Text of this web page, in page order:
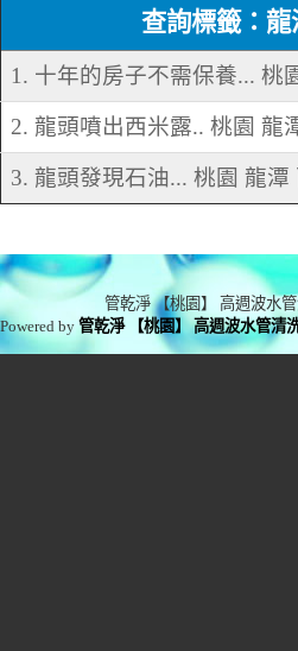
查詢標籤：龍
1. 十年的房子不需保養... 桃
2. 龍頭噴出西米露.. 桃園 龍
3. 龍頭發現石油... 桃園 龍
管乾淨 【桃園】 高週波水
Powered by管乾淨 【桃園】 高週波水管清